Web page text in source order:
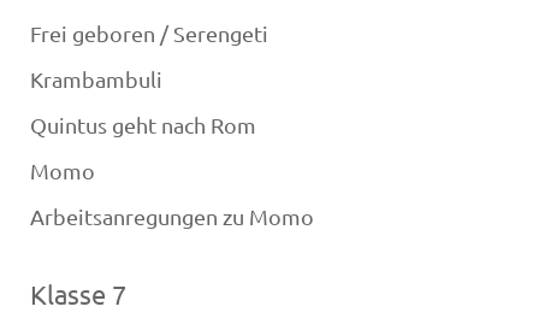
Frei geboren / Serengeti
Krambambuli
Quintus geht nach Rom
Momo
Arbeitsanregungen zu Momo
Klasse 7